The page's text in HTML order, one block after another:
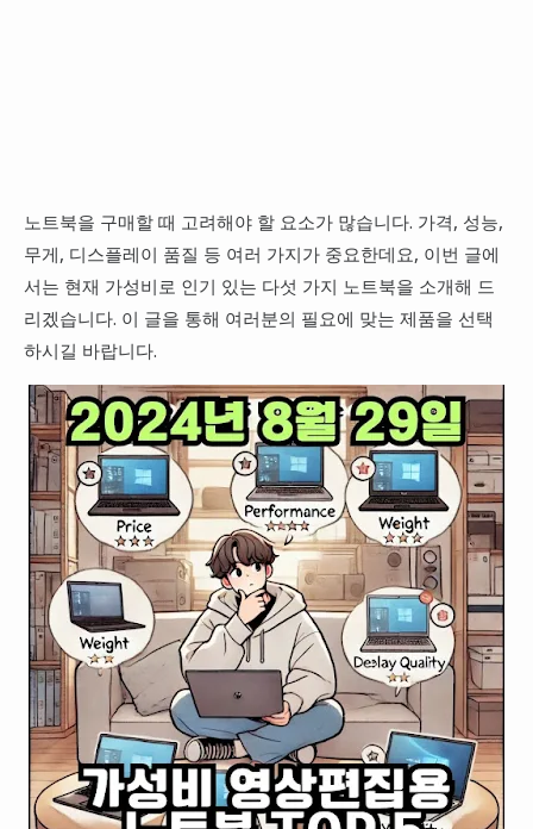
노트북을 구매할 때 고려해야 할 요소가 많습니다. 가격, 성능,
무게, 디스플레이 품질 등 여러 가지가 중요한데요, 이번 글에
서는 현재 가성비로 인기 있는 다섯 가지 노트북을 소개해 드
리겠습니다. 이 글을 통해 여러분의 필요에 맞는 제품을 선택
하시길 바랍니다.